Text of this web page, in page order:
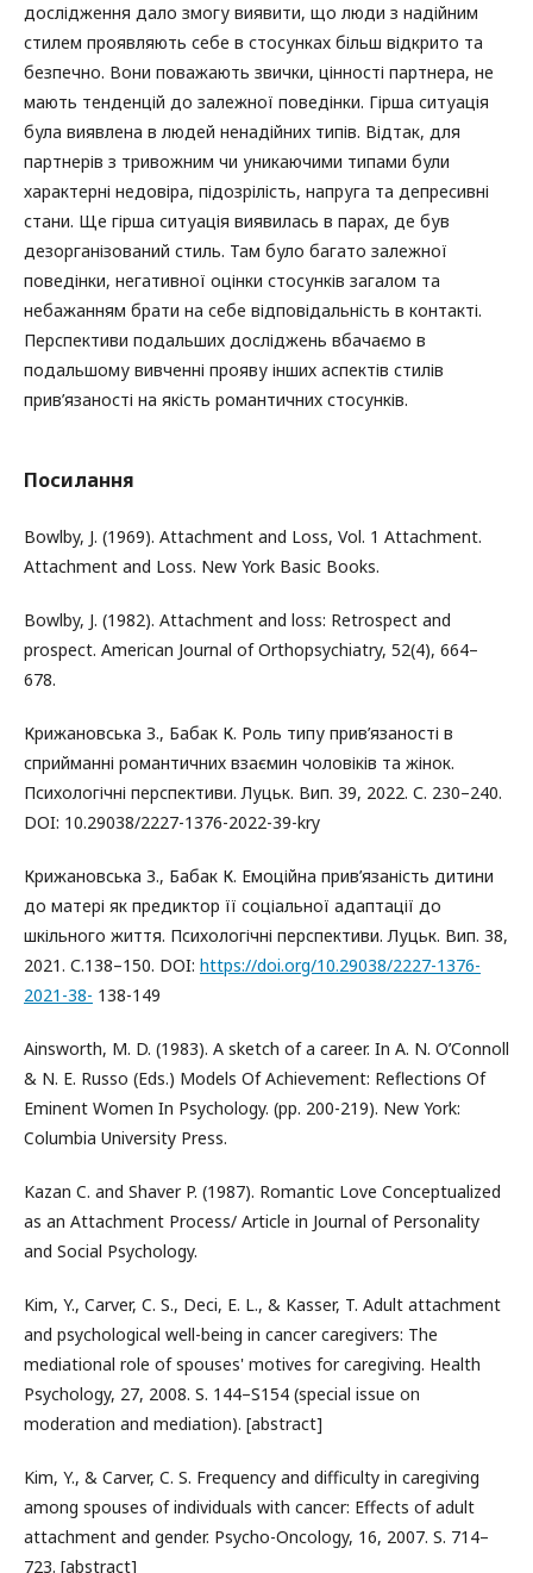
дослідження дало змогу виявити, що люди з надійним
стилем проявляють себе в стосунках більш відкрито та
безпечно. Вони поважають звички, цінності партнера, не
мають тенденцій до залежної поведінки. Гірша ситуація
була виявлена в людей ненадійних типів. Відтак, для
партнерів з тривожним чи уникаючими типами були
характерні недовіра, підозрілість, напруга та депресивні
стани. Ще гірша ситуація виявилась в парах, де був
дезорганізований стиль. Там було багато залежної
поведінки, негативної оцінки стосунків загалом та
небажанням брати на себе відповідальність в контакті.
Перспективи подальших досліджень вбачаємо в
подальшому вивченні прояву інших аспектів стилів
прив’язаності на якість романтичних стосунків.
Посилання
Bowlby, J. (1969). Attachment and Loss, Vol. 1 Attachment.
Attachment and Loss. New York Basic Books.
Bowlby, J. (1982). Attachment and loss: Retrospect and
prospect. American Journal of Orthopsychiatry, 52(4), 664–
678.
Крижановська З., Бабак К. Роль типу прив’язаності в
сприйманні романтичних взаємин чоловіків та жінок.
Психологічні перспективи. Луцьк. Вип. 39, 2022. С. 230–240.
DOI: 10.29038/2227-1376-2022-39-kry
Крижановська З., Бабак К. Емоційна прив’язаність дитини
до матері як предиктор її соціальної адаптації до
шкільного життя. Психологічні перспективи. Луцьк. Вип. 38,
2021. С.138–150. DOI: https://doi.org/10.29038/2227-1376-
2021-38- 138-149
Ainsworth, M. D. (1983). A sketch of a career. In A. N. O’Connoll
& N. E. Russo (Eds.) Models Of Achievement: Reflections Of
Eminent Women In Psychology. (pp. 200-219). New York:
Columbia University Press.
Kazan C. and Shaver P. (1987). Romantic Love Conceptualized
as an Attachment Process/ Article in Journal of Personality
and Social Psychology.
Kim, Y., Carver, C. S., Deci, E. L., & Kasser, T. Adult attachment
and psychological well-being in cancer caregivers: The
mediational role of spouses' motives for caregiving. Health
Psychology, 27, 2008. S. 144–S154 (special issue on
moderation and mediation). [abstract]
Kim, Y., & Carver, C. S. Frequency and difficulty in caregiving
among spouses of individuals with cancer: Effects of adult
attachment and gender. Psycho-Oncology, 16, 2007. S. 714–
723. [abstract]